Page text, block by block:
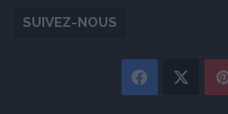
SUIVEZ-NOUS
Facebook